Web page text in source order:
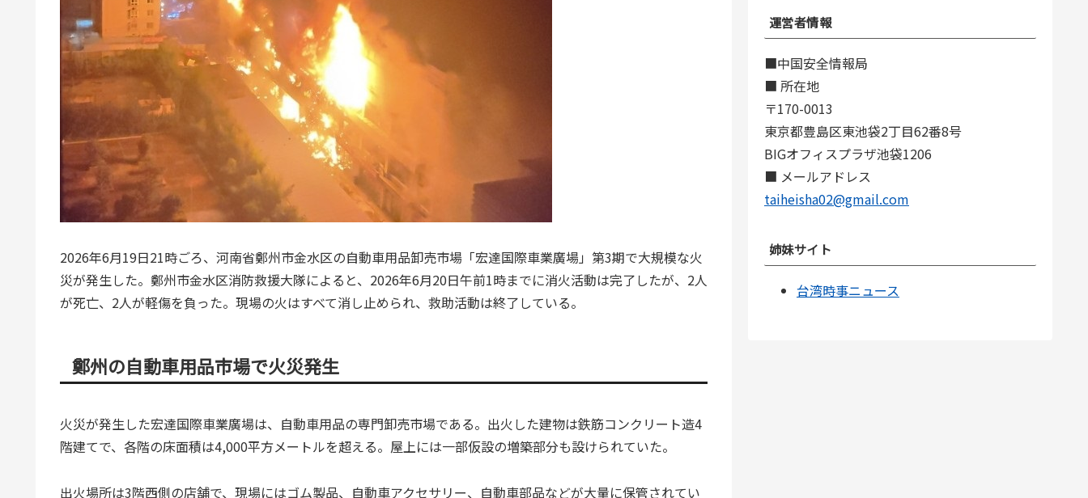
2026年6月19日21時ごろ、河南省鄭州市金水区の自動車用品卸売市場「宏達国際車業廣場」第3期で大規模な火
災が発生した。鄭州市金水区消防救援大隊によると、2026年6月20日午前1時までに消火活動は完了したが、2人
が死亡、2人が軽傷を負った。現場の火はすべて消し止められ、救助活動は終了している。
鄭州の自動車用品市場で火災発生
火災が発生した宏達国際車業廣場は、自動車用品の専門卸売市場である。出火した建物は鉄筋コンクリート造4
階建てで、各階の床面積は4,000平方メートルを超える。屋上には一部仮設の増築部分も設けられていた。
出火場所は3階西側の店舗で、現場にはゴム製品、自動車アクセサリー、自動車部品などが大量に保管されてい
運営者情報
■中国安全情報局
■ 所在地
〒170-0013
東京都豊島区東池袋2丁目62番8号
BIGオフィスプラザ池袋1206
■ メールアドレス
taiheisha02@gmail.com
姉妹サイト
台湾時事ニュース